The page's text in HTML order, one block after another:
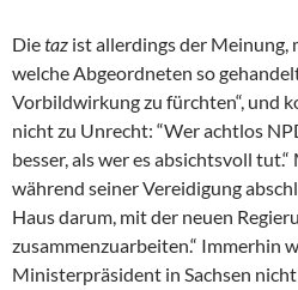
Dietaz ist allerdings der Meinung,
welche Abgeordneten so
Vorbildwirkung zu fürchten“, und
nicht zu Unrecht: “Wer achtlos
besser, als wer es absichtsvoll
während seiner Vereidigung
Haus darum, mit der neuen
zusammenzuarbeiten.“ Immerhin
Ministerpräsident in Sachsen